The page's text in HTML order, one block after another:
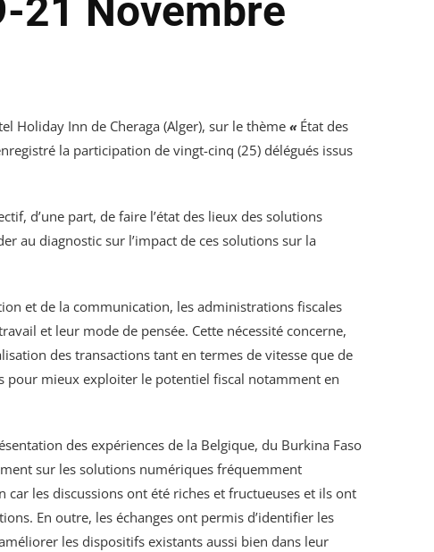
21 Novembre
Holiday Inn de Cheraga (Alger), sur le thème « État des
la participation de vingt-cinq (25) délégués issus
d’une part, de faire l’état des lieux des solutions
au diagnostic sur l’impact de ces solutions sur la
et de la communication, les administrations fiscales
et leur mode de pensée. Cette nécessité concerne,
des transactions tant en termes de vitesse que de
pour mieux exploiter le potentiel fiscal notamment en
des expériences de la Belgique, du Burkina Faso
sur les solutions numériques fréquemment
les discussions ont été riches et fructueuses et ils ont
En outre, les échanges ont permis d’identifier les
les dispositifs existants aussi bien dans leur